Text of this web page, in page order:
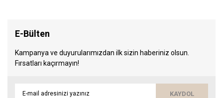
E-Bülten
Kampanya ve duyurularımızdan ilk sizin haberiniz olsun.
Fırsatları kaçırmayın!
KAYDOL